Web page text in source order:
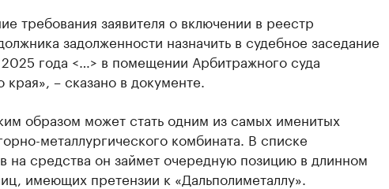
требования заявителя о включении в реестр
задолженности назначить в судебное заседание
2025 года <…> в помещении Арбитражного суда
– сказано в документе.
образом может стать одним из самых именитых
металлургического комбината. В списке
на средства он займет очередную позицию в длинном
имеющих претензии к «Дальполиметаллу».